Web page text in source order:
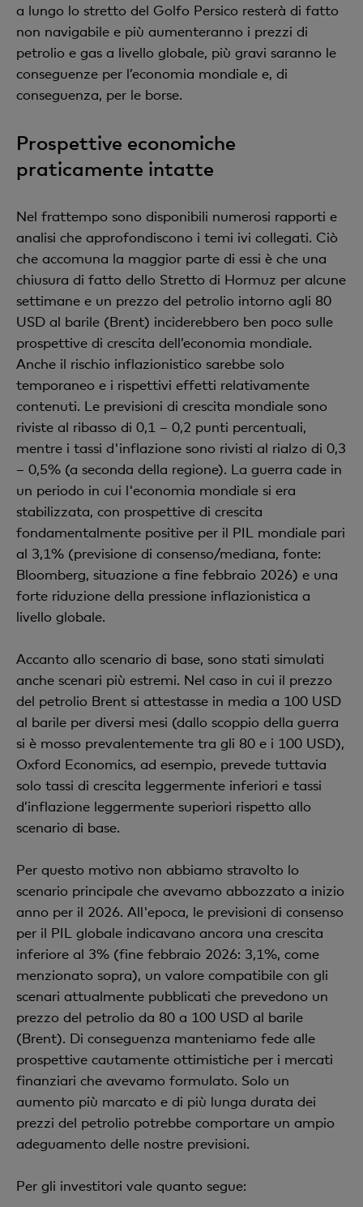
a lungo lo stretto del Golfo Persico resterà di fatto
non navigabile e più aumenteranno i prezzi di
petrolio e gas a livello globale, più gravi saranno le
conseguenze per l’economia mondiale e, di
conseguenza, per le borse.
Prospettive economiche
praticamente intatte
Nel frattempo sono disponibili numerosi rapporti e
analisi che approfondiscono i temi ivi collegati. Ciò
che accomuna la maggior parte di essi è che una
chiusura di fatto dello Stretto di Hormuz per alcune
settimane e un prezzo del petrolio intorno agli 80
USD al barile (Brent) inciderebbero ben poco sulle
prospettive di crescita dell’economia mondiale.
Anche il rischio inflazionistico sarebbe solo
temporaneo e i rispettivi effetti relativamente
contenuti. Le previsioni di crescita mondiale sono
riviste al ribasso di 0,1 – 0,2 punti percentuali,
mentre i tassi d'inflazione sono rivisti al rialzo di 0,3
– 0,5% (a seconda della regione). La guerra cade in
un periodo in cui l'economia mondiale si era
stabilizzata, con prospettive di crescita
fondamentalmente positive per il PIL mondiale pari
al 3,1% (previsione di consenso/mediana, fonte:
Bloomberg, situazione a fine febbraio 2026) e una
forte riduzione della pressione inflazionistica a
livello globale.
Accanto allo scenario di base, sono stati simulati
anche scenari più estremi. Nel caso in cui il prezzo
del petrolio Brent si attestasse in media a 100 USD
al barile per diversi mesi (dallo scoppio della guerra
si è mosso prevalentemente tra gli 80 e i 100 USD),
Oxford Economics, ad esempio, prevede tuttavia
solo tassi di crescita leggermente inferiori e tassi
d’inflazione leggermente superiori rispetto allo
scenario di base.
Per questo motivo non abbiamo stravolto lo
scenario principale che avevamo abbozzato a inizio
anno per il 2026. All'epoca, le previsioni di consenso
per il PIL globale indicavano ancora una crescita
inferiore al 3% (fine febbraio 2026: 3,1%, come
menzionato sopra), un valore compatibile con gli
scenari attualmente pubblicati che prevedono un
prezzo del petrolio da 80 a 100 USD al barile
(Brent). Di conseguenza manteniamo fede alle
prospettive cautamente ottimistiche per i mercati
finanziari che avevamo formulato. Solo un
aumento più marcato e di più lunga durata dei
prezzi del petrolio potrebbe comportare un ampio
adeguamento delle nostre previsioni.
Per gli investitori vale quanto segue: